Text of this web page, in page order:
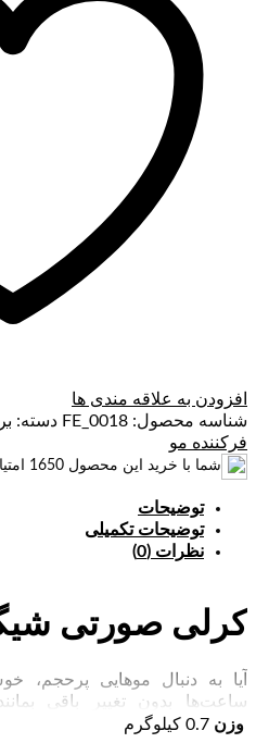
افزودن به علاقه مندی ها
شناسه محصول: FE_0018 دسته:
فرکننده مو
شما با خرید این محصول 1650
توضیحات
توضیحات تکمیلی
نظرات (0)
کرلی صورتی
آیا به دنبال موهایی پرحجم،
ساعت‌ها بدون تغییر باقی
وزن 0.7 کیلوگرم